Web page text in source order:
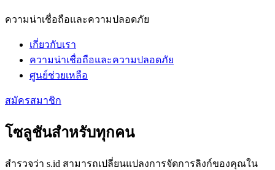
ความน่าเชื่อถือและความปลอดภัย
เกี่ยวกับเรา
ความน่าเชื่อถือและความปลอดภัย
ศูนย์ช่วยเหลือ
สมัครสมาชิก
โซลูชันสำหรับทุกคน
สำรวจว่า s.id สามารถเปลี่ยนแปลงการจัดการลิงก์ของคุณใน